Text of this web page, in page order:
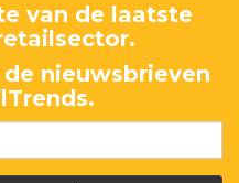
van de laatste
nieuwsbrieven